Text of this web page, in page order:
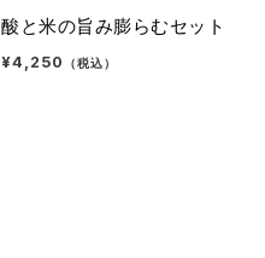
酸と米の旨み膨らむセット
¥4,250 （税込）